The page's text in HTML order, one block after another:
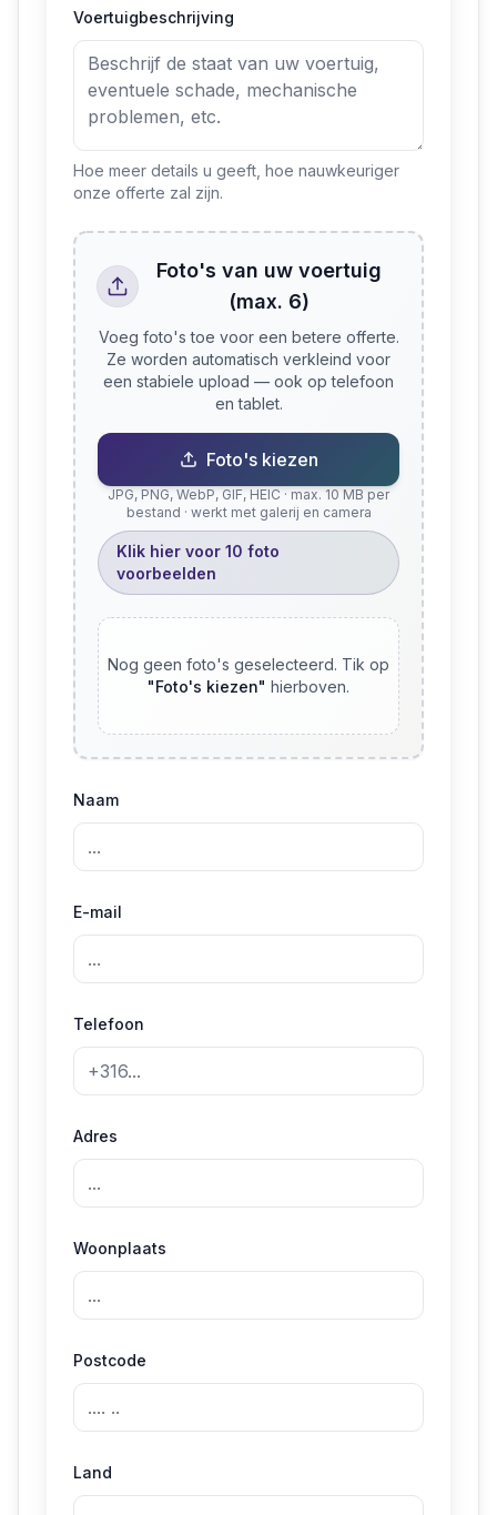
Voertuigbeschrijving
Hoe meer details u geeft, hoe nauwkeuriger
onze offerte zal zijn.
Foto's van uw voertuig
(max. 6)
Voeg foto's toe voor een betere offerte.
Ze worden automatisch verkleind voor
een stabiele upload — ook op telefoon
en tablet.
Foto's kiezen
JPG, PNG, WebP, GIF, HEIC · max. 10 MB per
bestand · werkt met galerij en camera
Klik hier voor 10 foto
voorbeelden
Nog geen foto's geselecteerd. Tik op
"Foto's kiezen" hierboven.
Naam
E-mail
Telefoon
Adres
Woonplaats
Postcode
Land